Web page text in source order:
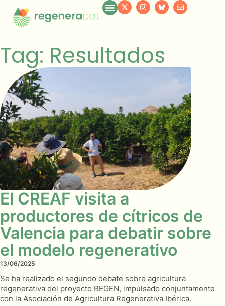
Tag: Resultados
El CREAF visita a
productores de cítricos de
Valencia para debatir sobre
el modelo regenerativo
13/06/2025
Se ha realizado el segundo debate sobre agricultura
regenerativa del proyecto REGEN, impulsado conjuntamente
con la Asociación de Agricultura Regenerativa Ibérica.